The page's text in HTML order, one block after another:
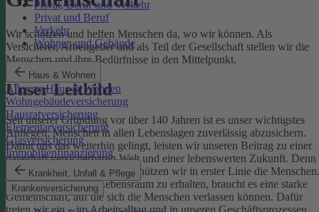
Privat, Beruf und Verkehr
Privat und Beruf
Verkehr
Wohnen und Gebäude
Haus & Wohnen
Alles zu Haus & Wohnen
Wohngebäudeversicherung
Hausratversicherung
Elementarversicherung
Glasversicherung
Immobilienfinanzierung
Krankheit, Unfall & Pflege
Krankenversicherung
Wir schützen und helfen Menschen da, wo wir können. Als
Versicherer, Arbeitgeber und als Teil der Gesellschaft stellen wir die
Menschen und ihre Bedürfnisse in den Mittelpunkt.
Unser Leitbild
Seit unserer Gründung vor über 140 Jahren ist es unser wichtigstes
Anliegen, Menschen in allen Lebenslagen zuverlässig abzusichern.
Damit uns das weiterhin gelingt, leisten wir unseren Beitrag zu einer
dauerhaft versicherbaren Welt und einer lebenswerten Zukunft. Denn
schützen wir das Klima, so schützen wir in erster Linie die Menschen.
Um einen gesunden Lebensraum zu erhalten, braucht es eine starke
Gemeinschaft, auf die sich die Menschen verlassen können. Dafür
treten wir ein – im Arbeitsalltag und in unseren Geschäftsprozessen,